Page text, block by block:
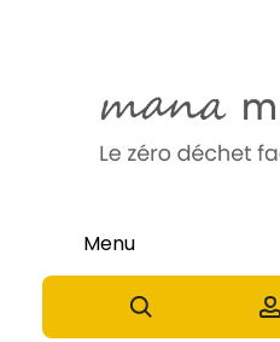
Menu